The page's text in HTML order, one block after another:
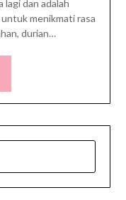
lagi dan adalah
menikmati rasa
durian…